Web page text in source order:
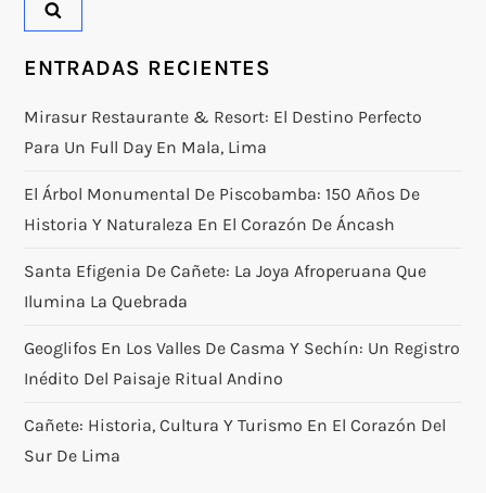
ENTRADAS RECIENTES
Mirasur Restaurante & Resort: El Destino Perfecto
Para Un Full Day En Mala, Lima
El Árbol Monumental De Piscobamba: 150 Años De
Historia Y Naturaleza En El Corazón De Áncash
Santa Efigenia De Cañete: La Joya Afroperuana Que
Ilumina La Quebrada
Geoglifos En Los Valles De Casma Y Sechín: Un Registro
Inédito Del Paisaje Ritual Andino
Cañete: Historia, Cultura Y Turismo En El Corazón Del
Sur De Lima